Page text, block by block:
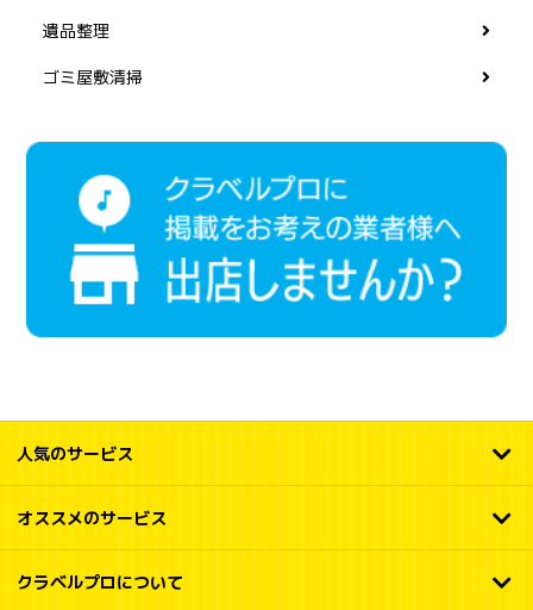
遺品整理
ゴミ屋敷清掃
人気のサービス
オススメのサービス
クラベルプロについて